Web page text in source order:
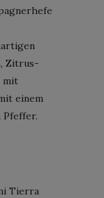
Zitrus-
mit
einem
Pfeffer.
Tierra